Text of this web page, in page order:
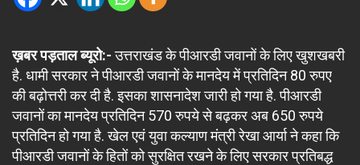
ख़बर पड़ताल ब्यूरो:-उत्तराखंड के पीआरडी जवानों के लिए खुशखबरी
है. धामी सरकार ने पीआरडी जवानों के मानदेय में प्रतिदिन 80 रुपए
की बढ़ोत्तरी कर दी है. इसका शासनादेश जारी हो गया है. पीआरडी
जवानों का मानदेय प्रतिदिन 570 रुपये से बढ़कर अब 650 रुपये
प्रतिदिन हो गया है. खेल एवं युवा कल्याण मंत्री रेखा आर्या ने कहा कि
पीआरडी जवानों के हितों को सुरक्षित रखने के लिए सरकार प्रतिबद्ध